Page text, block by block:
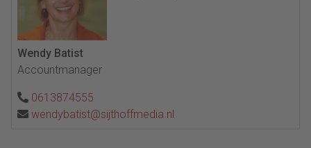
Wendy Batist
Accountmanager
0613874555
wendybatist@sijthoffmedia.nl